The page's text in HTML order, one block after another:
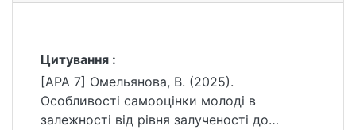
Цитування :
[APA 7] Омельянова, В. (2025).
Особливості самооцінки молоді в
залежності від рівня залученості до